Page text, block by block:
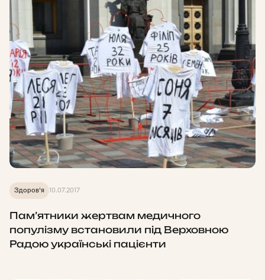
Здоров'я 10.07.2017
Пам’ятники жертвам медичного
популізму встановили під Верховною
Радою українські пацієнти